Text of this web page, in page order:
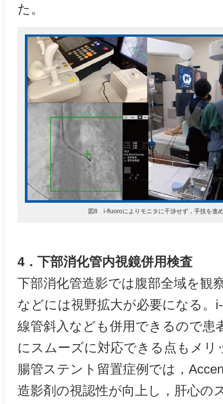
た。
図8 i-fluoroによりモニタに干渉せず，手技を進
4．下部消化管内視鏡併用検査
下部消化管造影では腹部全域を観
などには視野拡大が必要になる。
線管斜入なども併用できるので患
にスムーズに対応できる点もメ
腸管ステント留置症例では，
造影剤の視認性が向上し，肝心の